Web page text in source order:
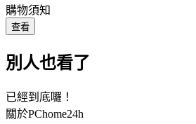
購物須知
查看
別人也看了
已經到底囉！
關於PChome24h